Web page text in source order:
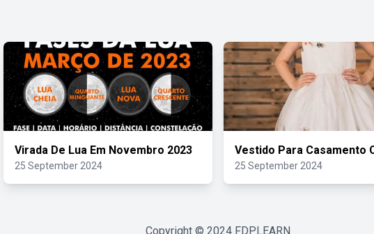
Virada De Lua Em Novembro 2023
25 September 2024
Vestido Para Casamento
25 September 2024
Copyright © 2024 FDPLEARN